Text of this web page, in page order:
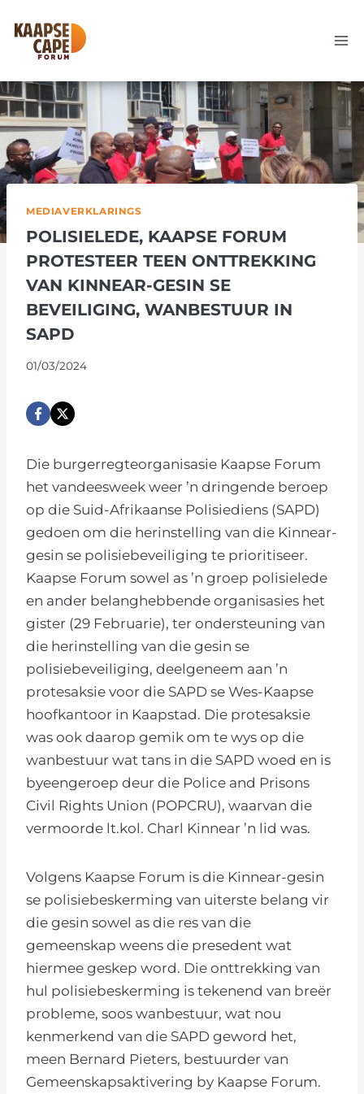
content
MEDIAVERKLARINGS
POLISIELEDE, KAAPSE FORUM
PROTESTEER TEEN ONTTREKKING
VAN KINNEAR-GESIN SE
BEVEILIGING, WANBESTUUR IN
SAPD
01/03/2024
Die burgerregteorganisasie Kaapse Forum
het vandeesweek weer ’n dringende beroep
op die Suid-Afrikaanse Polisiediens (SAPD)
gedoen om die herinstelling van die Kinnear-
gesin se polisiebeveiliging te prioritiseer.
Kaapse Forum sowel as ’n groep polisielede
en ander belanghebbende organisasies het
gister (29 Februarie), ter ondersteuning van
die herinstelling van die gesin se
polisiebeveiliging, deelgeneem aan ’n
protesaksie voor die SAPD se Wes-Kaapse
hoofkantoor in Kaapstad. Die protesaksie
was ook daarop gemik om te wys op die
wanbestuur wat tans in die SAPD woed en is
byeengeroep deur die Police and Prisons
Civil Rights Union (POPCRU), waarvan die
vermoorde lt.kol. Charl Kinnear ’n lid was.
Volgens Kaapse Forum is die Kinnear-gesin
se polisiebeskerming van uiterste belang vir
die gesin sowel as die res van die
gemeenskap weens die presedent wat
hiermee geskep word. Die onttrekking van
hul polisiebeskerming is tekenend van breër
probleme, soos wanbestuur, wat nou
kenmerkend van die SAPD geword het,
meen Bernard Pieters, bestuurder van
Gemeenskapsaktivering by Kaapse Forum.